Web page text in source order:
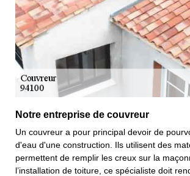
Notre entreprise de couvreur
Un couvreur a pour principal devoir de
d'eau d'une construction. Ils utilisent des
permettent de remplir les creux sur la
l’installation de toiture, ce spécialiste doit